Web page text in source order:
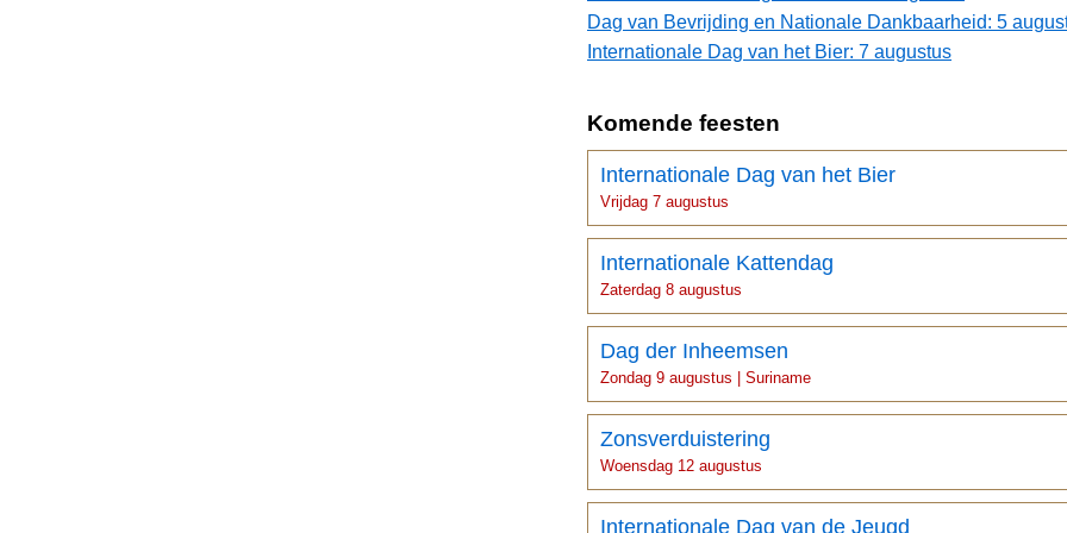
Dag van Bevrijding en Nationale Dankbaarheid: 5
Internationale Dag van het Bier: 7 augustus
Komende feesten
Internationale Dag van het Bier
Vrijdag 7 augustus
Internationale Kattendag
Zaterdag 8 augustus
Dag der Inheemsen
Zondag 9 augustus | Suriname
Zonsverduistering
Woensdag 12 augustus
Internationale Dag van de Jeugd